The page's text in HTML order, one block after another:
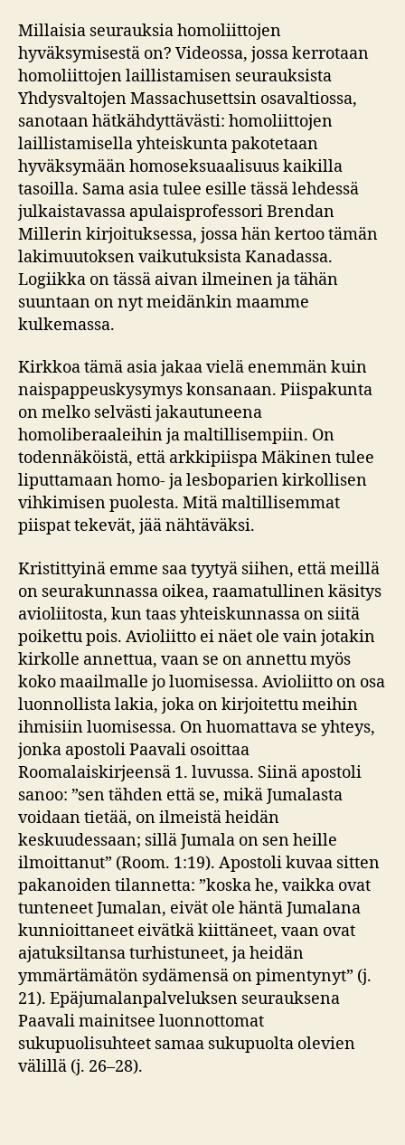
Millaisia seurauksia homoliittojen
hyväksymisestä on? Videossa, jossa kerrotaan
homoliittojen laillistamisen seurauksista
Yhdysvaltojen Massachusettsin osavaltiossa,
sanotaan hätkähdyttävästi: homoliittojen
laillistamisella yhteiskunta pakotetaan
hyväksymään homoseksuaalisuus kaikilla
tasoilla. Sama asia tulee esille tässä lehdessä
julkaistavassa apulaisprofessori Brendan
Millerin kirjoituksessa, jossa hän kertoo tämän
lakimuutoksen vaikutuksista Kanadassa.
Logiikka on tässä aivan ilmeinen ja tähän
suuntaan on nyt meidänkin maamme
kulkemassa.
Kirkkoa tämä asia jakaa vielä enemmän kuin
naispappeuskysymys konsanaan. Piispakunta
on melko selvästi jakautuneena
homoliberaaleihin ja maltillisempiin. On
todennäköistä, että arkkipiispa Mäkinen tulee
liputtamaan homo- ja lesboparien kirkollisen
vihkimisen puolesta. Mitä maltillisemmat
piispat tekevät, jää nähtäväksi.
Kristittyinä emme saa tyytyä siihen, että meillä
on seurakunnassa oikea, raamatullinen käsitys
avioliitosta, kun taas yhteiskunnassa on siitä
poikettu pois. Avioliitto ei näet ole vain jotakin
kirkolle annettua, vaan se on annettu myös
koko maailmalle jo luomisessa. Avioliitto on osa
luonnollista lakia, joka on kirjoitettu meihin
ihmisiin luomisessa. On huomattava se yhteys,
jonka apostoli Paavali osoittaa
Roomalaiskirjeensä 1. luvussa. Siinä apostoli
sanoo: ”sen tähden että se, mikä Jumalasta
voidaan tietää, on ilmeistä heidän
keskuudessaan; sillä Jumala on sen heille
ilmoittanut” (Room. 1:19). Apostoli kuvaa sitten
pakanoiden tilannetta: ”koska he, vaikka ovat
tunteneet Jumalan, eivät ole häntä Jumalana
kunnioittaneet eivätkä kiittäneet, vaan ovat
ajatuksiltansa turhistuneet, ja heidän
ymmärtämätön sydämensä on pimentynyt” (j.
21). Epäjumalanpalveluksen seurauksena
Paavali mainitsee luonnottomat
sukupuolisuhteet samaa sukupuolta olevien
välillä (j. 26–28).